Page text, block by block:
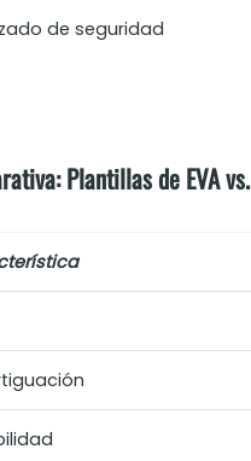
de seguridad
Plantillas de EVA